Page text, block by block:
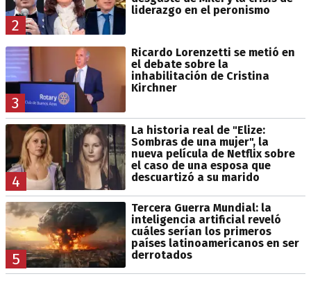
2
liderazgo en el peronismo
3
Ricardo Lorenzetti se metió en
el debate sobre la
inhabilitación de Cristina
Kirchner
4
La historia real de "Elize:
Sombras de una mujer", la
nueva película de Netflix sobre
el caso de una esposa que
descuartizó a su marido
5
Tercera Guerra Mundial: la
inteligencia artificial reveló
cuáles serían los primeros
países latinoamericanos en ser
derrotados